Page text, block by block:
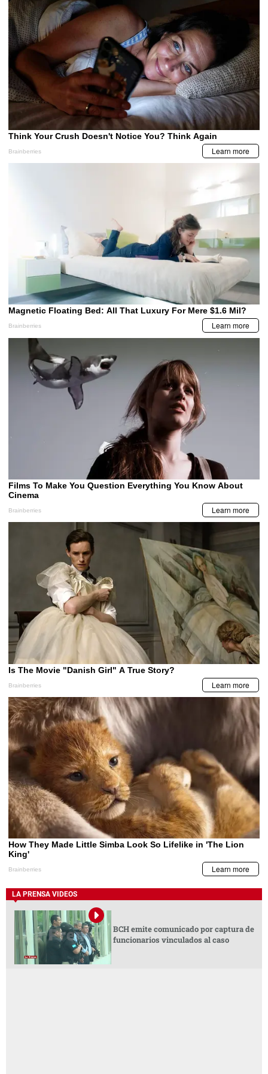
LA PRENSA VIDEOS
BCH emite comunicado por captura de
funcionarios vinculados al caso